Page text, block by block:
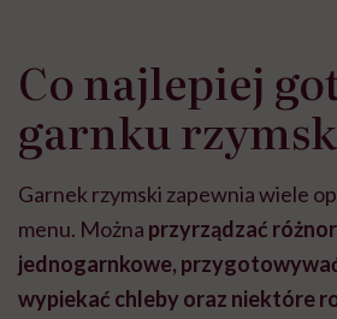
Co najlepiej
garnku
Garnek rzymski zapewnia wiele
menu. Można przyrządzać
jednogarnkowe,
wypiekać chleby oraz niektóre